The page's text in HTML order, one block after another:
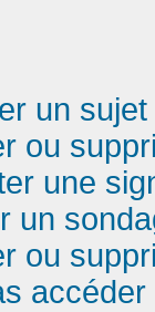
un
ou
une
un
ou